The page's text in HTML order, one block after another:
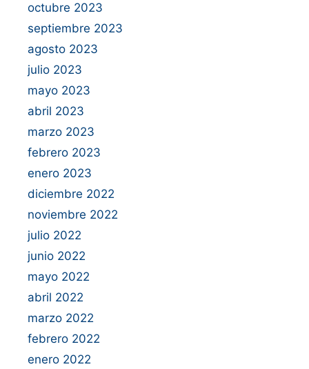
octubre 2023
septiembre 2023
agosto 2023
julio 2023
mayo 2023
abril 2023
marzo 2023
febrero 2023
enero 2023
diciembre 2022
noviembre 2022
julio 2022
junio 2022
mayo 2022
abril 2022
marzo 2022
febrero 2022
enero 2022